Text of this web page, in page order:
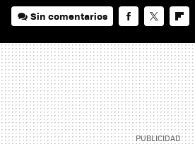
Sin comentarios